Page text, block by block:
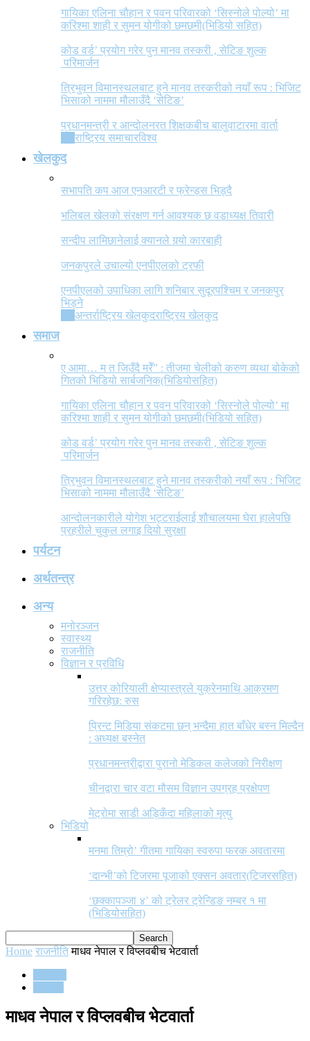
गायिका एलिना चौहान र पवन परिवारको ‘सिस्नोले पोल्यो’ मा
करिश्मा शाही र सुमन योगीको छमछमी(भिडियो सहित)
कोड वर्ड’ प्रयोग गरेर पुन मानव तस्करी , सेटिङ शुल्क
परिमार्जन
त्रिभुवन विमानस्थलबाट हुने मानव तस्करीको नयाँ रूप : भिजिट
भिसाको नाममा मौलाउँदै ‘सेटिङ’
प्रधानमन्त्री र आन्दोलनरत शिक्षकबीच बालुवाटारमा वार्ता
राष्ट्रिय समाचारविश्व
खेलकुद
सभापति कप आज एनआरटी र फ्रेन्ड्स भिड्दै
भलिबल खेलको संरक्षण गर्न आवश्यक छ वडाध्यक्ष तिवारी
सन्दीप लामिछानेलाई क्यानले गर्‍यो कारबाही
जनकपुरले उचाल्यो एनपीएलको ट्रफी
एनपीएलको उपाधिका लागि शनिबार सुदूरपश्चिम र जनकपुर
भिड्ने
अन्तर्राष्ट्रिय खेलकुदराष्ट्रिय खेलकुद
समाज
ए आमा… म त जिउँदै मरेँ” : तीजमा चेलीको करुण व्यथा बोकेको
गितको भिडियो सार्बजनिक(भिडियोसहित)
गायिका एलिना चौहान र पवन परिवारको ‘सिस्नोले पोल्यो’ मा
करिश्मा शाही र सुमन योगीको छमछमी(भिडियो सहित)
कोड वर्ड’ प्रयोग गरेर पुन मानव तस्करी , सेटिङ शुल्क
परिमार्जन
त्रिभुवन विमानस्थलबाट हुने मानव तस्करीको नयाँ रूप : भिजिट
भिसाको नाममा मौलाउँदै ‘सेटिङ’
आन्दोलनकारीले योगेश भट्टराईलाई शौचालयमा घेरा हालेपछि
प्रहरीले चुकुल लगाइ दियो सुरक्षा
पर्यटन
अर्थतन्त्र
अन्य
मनोरञ्जन
स्वास्थ्य
राजनीति
विज्ञान र प्रविधि
उत्तर कोरियाली क्षेप्यास्त्रले युक्रेनमाथि आक्रमण
गरिरहेछ: रुस
प्रिन्ट मिडिया संकटमा छन् भन्दैमा हात बाँधेर बस्न मिल्दैन
: अध्यक्ष बस्नेत
प्रधानमन्त्रीद्वारा पुरानो मेडिकल कलेजको निरीक्षण
चीनद्वारा चार वटा मौसम विज्ञान उपग्रह प्रक्षेपण
मेट्रोमा साडी अड्किँदा महिलाको मृत्यु
भिडियो
मनमा तिम्रो’ गीतमा गायिका स्वरुपा फरक अवतारमा
‘दान्भी’को टिजरमा पूजाको एक्सन अवतार(टिजरसहित)
‘छक्कापञ्जा ४’ को ट्रेलर ट्रेन्डिङ नम्बर १ मा
(भिडियोसहित)
Home राजनीति माधव नेपाल र विप्लवबीच भेटवार्ता
माधव नेपाल र विप्लवबीच भेटवार्ता